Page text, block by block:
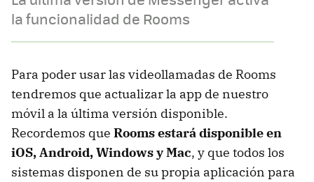
la funcionalidad de Rooms
Para poder usar las videollamadas de Rooms
tendremos que actualizar la app de nuestro
móvil a la última versión disponible.
Recordemos que Rooms estará disponible en
iOS, Android, Windows y Mac, y que todos los
sistemas disponen de su propia aplicación para